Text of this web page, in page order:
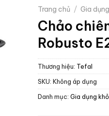
Trang chủ / Gia
Chảo
Robusto
Thương hiệu: Tefal
SKU: Không áp dụng
Danh mục: Gia dụng